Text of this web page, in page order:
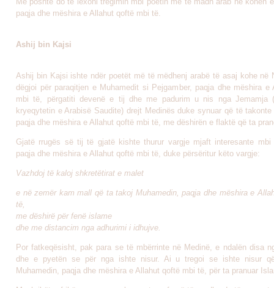
paqja dhe mëshira e Allahut qoftë mbi të.
Ashij bin Kajsi
Ashij bin Kajsi ishte ndër poetët më të mëdhenj arabë të asaj kohe në
dëgjoi për paraqitjen e Muhamedit si Pejgamber, paqja dhe mëshira e
mbi të, përgatiti devenë e tij dhe me padurim u nis nga Jemamja
kryeqytetin e Arabisë Saudite) drejt Medinës duke synuar që të takonte
paqja dhe mëshira e Allahut qoftë mbi të, me dëshirën e flaktë që ta
Gjatë rrugës së tij të gjatë kishte thurur vargje mjaft interesante mbi
paqja dhe mëshira e Allahut qoftë mbi të, duke përsëritur këto vargje:
Vazhdoj të kaloj shkretëtirat e malet
e në zemër kam mall që ta takoj Muhamedin, paqja dhe mëshira e
të,
me dëshirë për fenë islame
dhe me distancim nga adhurimi i idhujve.
Por fatkeqësisht, pak para se të mbërrinte në Medinë, e ndalën disa
dhe e pyetën se për nga ishte nisur. Ai u tregoi se ishte nisur
Muhamedin, paqja dhe mëshira e Allahut qoftë mbi të, për ta pranuar